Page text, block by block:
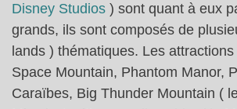
Disney Studios ) sont quant à eux
grands, ils sont composés de
lands ) thématiques. Les
Space Mountain, Phantom Manor,
Caraïbes, Big Thunder Mountain (